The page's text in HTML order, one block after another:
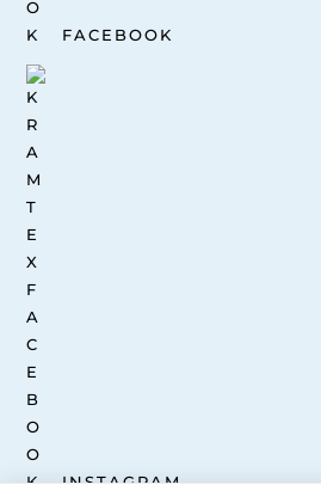
FACEBOOK
INSTAGRAM